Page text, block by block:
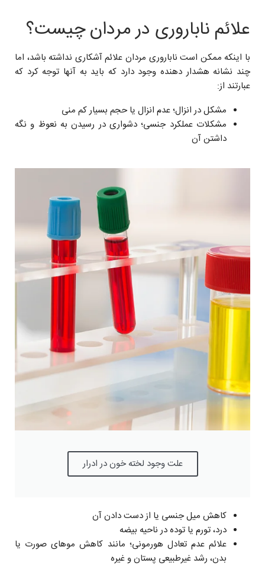
علائم ناباروری در مردان چیست؟
با اینکه ممکن است ناباروری مردان علائم آشکاری نداشته باشد، اما
چند نشانه هشدار دهنده وجود دارد که باید به آنها توجه کرد که
عبارتند از:
مشکل در انزال؛ عدم انزال یا حجم بسیار کم منی
مشکلات عملکرد جنسی؛ دشواری در رسیدن به نعوظ و نگه
داشتن آن
علت وجود لخته خون در ادرار
کاهش میل جنسی یا از دست دادن آن
درد، تورم یا توده در ناحیه بیضه
علائم عدم تعادل هورمونی؛ مانند کاهش موهای صورت یا
بدن، رشد غیرطبیعی پستان و غیره